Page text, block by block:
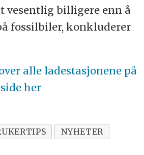
vesentlig billigere enn å
fossilbiler, konkluderer
alle ladestasjonene på
her
NYHETER